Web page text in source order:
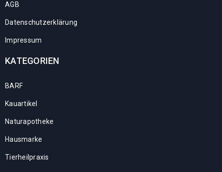
AGB
Datenschutzerklärung
Impressum
KATEGORIEN
BARF
Kauartikel
Naturapotheke
Hausmarke
Tierheilpraxis